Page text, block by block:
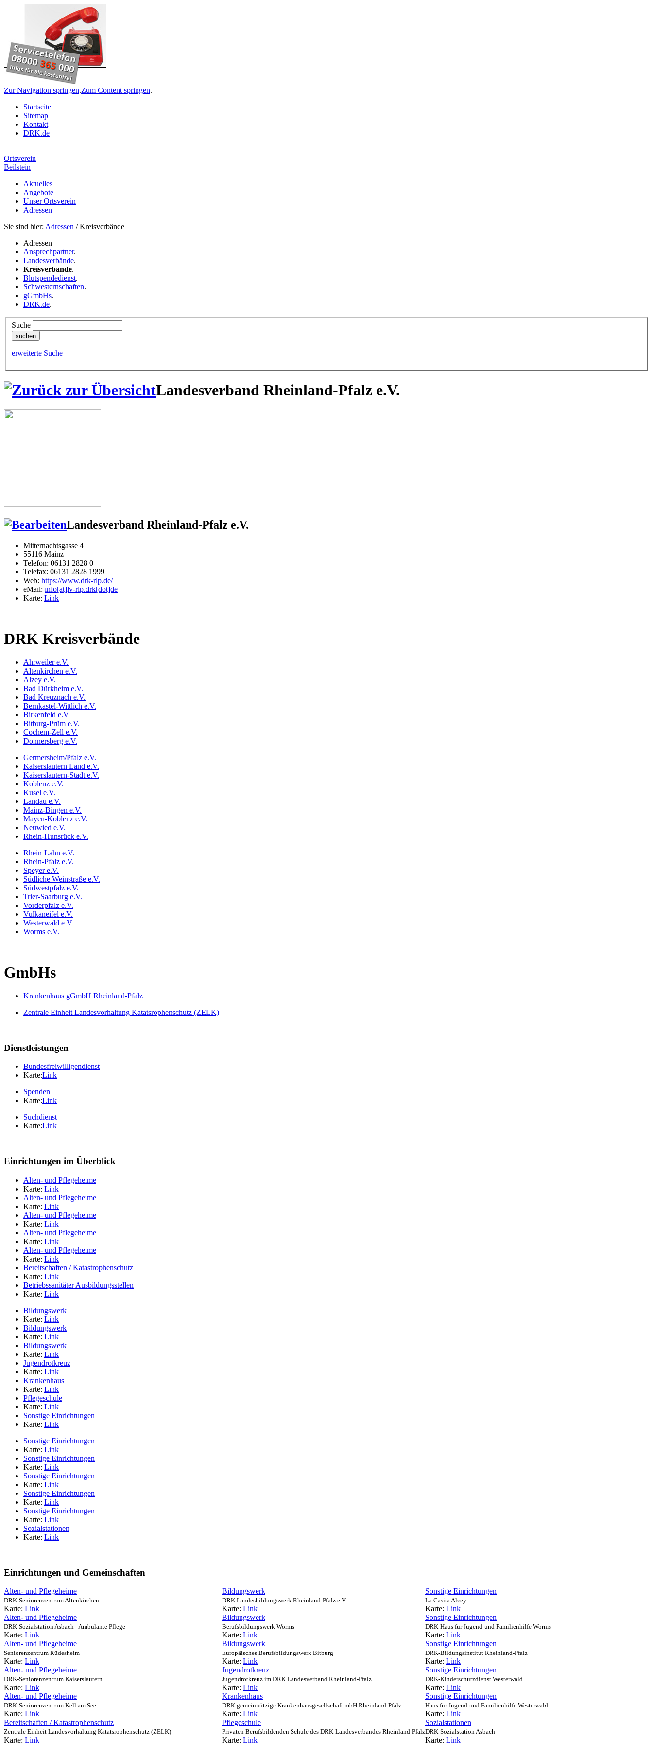
Zur Navigation springen.Zum Content springen.
Startseite
Sitemap
Kontakt
DRK.de
Ortsverein
Beilstein
Aktuelles
Angebote
Unser Ortsverein
Adressen
Sie sind hier: Adressen / Kreisverbände
Adressen
Ansprechpartner.
Landesverbände.
Kreisverbände.
Blutspendedienst.
Schwesternschaften.
gGmbHs.
DRK.de.
Suche
erweiterte Suche
Landesverband Rheinland-Pfalz e.V.
Landesverband Rheinland-Pfalz e.V.
Mitternachtsgasse 4
55116 Mainz
Telefon: 06131 2828 0
Telefax: 06131 2828 1999
Web: https://www.drk-rlp.de/
eMail: info[at]lv-rlp.drk[dot]de
Karte: Link
DRK Kreisverbände
Ahrweiler e.V.
Altenkirchen e.V.
Alzey e.V.
Bad Dürkheim e.V.
Bad Kreuznach e.V.
Bernkastel-Wittlich e.V.
Birkenfeld e.V.
Bitburg-Prüm e.V.
Cochem-Zell e.V.
Donnersberg e.V.
Germersheim/Pfalz e.V.
Kaiserslautern Land e.V.
Kaiserslautern-Stadt e.V.
Koblenz e.V.
Kusel e.V.
Landau e.V.
Mainz-Bingen e.V.
Mayen-Koblenz e.V.
Neuwied e.V.
Rhein-Hunsrück e.V.
Rhein-Lahn e.V.
Rhein-Pfalz e.V.
Speyer e.V.
Südliche Weinstraße e.V.
Südwestpfalz e.V.
Trier-Saarburg e.V.
Vorderpfalz e.V.
Vulkaneifel e.V.
Westerwald e.V.
Worms e.V.
GmbHs
Krankenhaus gGmbH Rheinland-Pfalz
Zentrale Einheit Landesvorhaltung Katatsrophenschutz (ZELK)
Dienstleistungen
Bundesfreiwilligendienst
Karte:Link
Spenden
Karte:Link
Suchdienst
Karte:Link
Einrichtungen im Überblick
Alten- und Pflegeheime
Karte: Link
Alten- und Pflegeheime
Karte: Link
Alten- und Pflegeheime
Karte: Link
Alten- und Pflegeheime
Karte: Link
Alten- und Pflegeheime
Karte: Link
Bereitschaften / Katastrophenschutz
Karte: Link
Betriebssanitäter Ausbildungsstellen
Karte: Link
Bildungswerk
Karte: Link
Bildungswerk
Karte: Link
Bildungswerk
Karte: Link
Jugendrotkreuz
Karte: Link
Krankenhaus
Karte: Link
Pflegeschule
Karte: Link
Sonstige Einrichtungen
Karte: Link
Sonstige Einrichtungen
Karte: Link
Sonstige Einrichtungen
Karte: Link
Sonstige Einrichtungen
Karte: Link
Sonstige Einrichtungen
Karte: Link
Sonstige Einrichtungen
Karte: Link
Sozialstationen
Karte: Link
Einrichtungen und Gemeinschaften
Alten- und Pflegeheime
DRK-Seniorenzentrum Altenkirchen
Karte: Link
Bildungswerk
DRK Landesbildungswerk Rheinland-Pfalz e.V.
Karte: Link
Sonstige Einrichtungen
La Casita Alzey
Karte: Link
Alten- und Pflegeheime
DRK-Sozialstation Asbach - Ambulante Pflege
Karte: Link
Bildungswerk
Berufsbildungswerk Worms
Karte: Link
Sonstige Einrichtungen
DRK-Haus für Jugend-und Familienhilfe Worms
Karte: Link
Alten- und Pflegeheime
Seniorenzentrum Rüdesheim
Karte: Link
Bildungswerk
Europäisches Berufsbildungswerk Bitburg
Karte: Link
Sonstige Einrichtungen
DRK-Bildungsinstitut Rheinland-Pfalz
Karte: Link
Alten- und Pflegeheime
DRK-Seniorenzentrum Kaiserslautern
Karte: Link
Jugendrotkreuz
Jugendrotkreuz im DRK Landesverband Rheinland-Pfalz
Karte: Link
Sonstige Einrichtungen
DRK-Kinderschutzdienst Westerwald
Karte: Link
Alten- und Pflegeheime
DRK-Seniorenzentrum Kell am See
Karte: Link
Krankenhaus
DRK gemeinnützige Krankenhausgesellschaft mbH Rheinland-Pfalz
Karte: Link
Sonstige Einrichtungen
Haus für Jugend-und Familienhilfe Westerwald
Karte: Link
Bereitschaften / Katastrophenschutz
Zentrale Einheit Landesvorhaltung Katatsrophenschutz (ZELK)
Karte: Link
Pflegeschule
Privaten Berufsbildenden Schule des DRK-Landesverbandes Rheinland-Pfalz
Karte: Link
Sozialstationen
DRK-Sozialstation Asbach
Karte: Link